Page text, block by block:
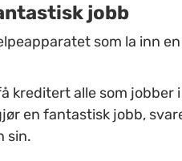
jobb
som la inn
kreditert alle som jobber
en fantastisk jobb,
sin.